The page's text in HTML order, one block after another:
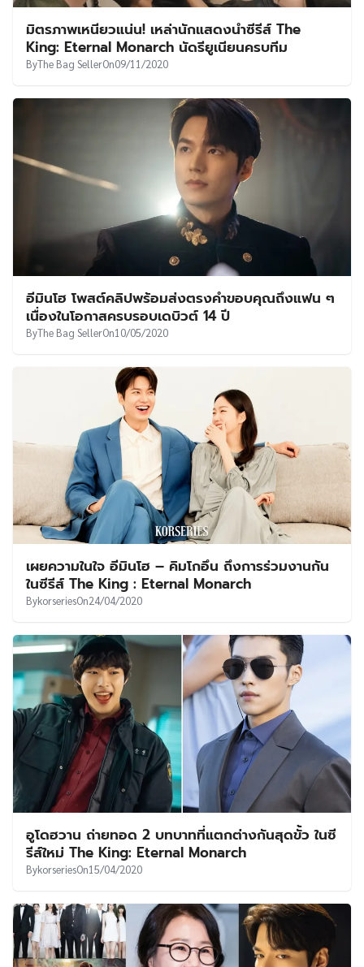
มิตรภาพเหนียวแน่น! เหล่านักแสดงนำซีรีส์ The
King: Eternal Monarch นัดรียูเนียนครบทีม
ByThe Bag SellerOn09/11/2020
อีมินโฮ โพสต์คลิปพร้อมส่งตรงคำขอบคุณถึงแฟน ๆ
เนื่องในโอกาสครบรอบเดบิวต์ 14 ปี
ByThe Bag SellerOn10/05/2020
เผยความในใจ อีมินโฮ – คิมโกอึน ถึงการร่วมงานกัน
ในซีรีส์ The King : Eternal Monarch
BykorseriesOn24/04/2020
อูโดฮวาน ถ่ายทอด 2 บทบาทที่แตกต่างกันสุดขั้ว ในซี
รีส์ใหม่ The King: Eternal Monarch
BykorseriesOn15/04/2020